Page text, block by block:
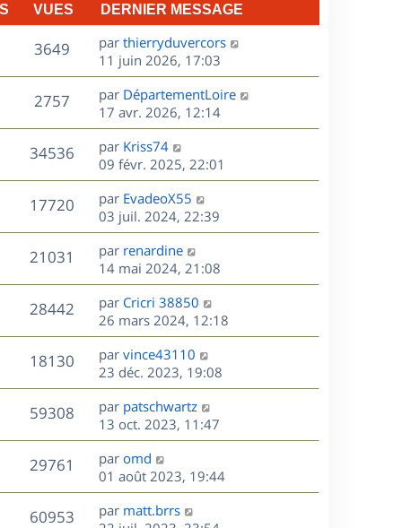
VUES DERNIER MESSAGE
3649V
u
s
D
e
r
n
i
e
r
m
e
s
s
a
g
e
par thierryduvercors
11 juin 2026, 17:03
2757V
u
e
s
D
e
r
n
i
e
r
m
e
s
s
a
g
e
par DépartementLoire
17 avr. 2026, 12:14
34536V
u
D
e
r
n
i
e
r
m
e
s
s
a
g
e
par Kriss74
09 févr. 2025, 22:01
17720V
u
s
D
e
r
n
i
e
r
m
e
s
s
a
g
e
par EvadeoX55
03 juil. 2024, 22:39
21031
u
e
s
D
e
r
n
i
e
r
m
e
s
s
a
g
e
par renardine
14 mai 2024, 21:08
28442V
u
s
D
e
r
n
i
e
r
m
e
s
s
a
g
par Cricri 38850
26 mars 2024, 12:18
18130V
u
e
D
e
r
n
i
e
r
m
e
s
par vince43110
23 déc. 2023, 19:08
59308V
u
s
D
e
r
n
i
e
r
par patschwartz
13 oct. 2023, 11:47
29761
u
D
e
r
n
par omd
01 août 2023, 19:44
60953V
D
par matt.brrs